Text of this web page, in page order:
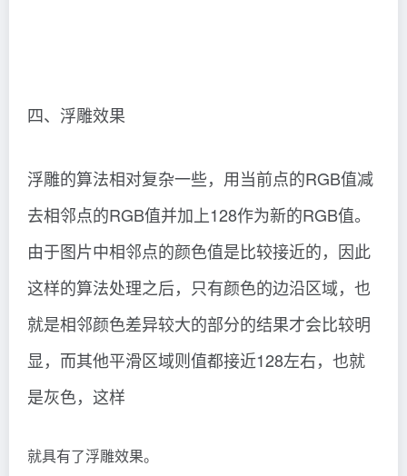
四、浮雕效果
浮雕的算法相对复杂一些，用当前点的RGB值减
去相邻点的RGB值并加上128作为新的RGB值。
由于图片中相邻点的颜色值是比较接近的，因此
这样的算法处理之后，只有颜色的边沿区域，也
就是相邻颜色差异较大的部分的结果才会比较明
显，而其他平滑区域则值都接近128左右，也就
是灰色，这样
就具有了浮雕效果。